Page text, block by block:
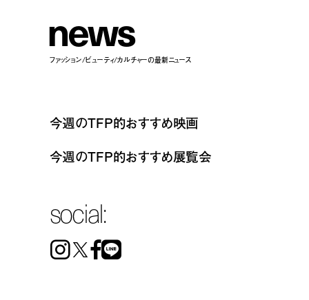
news
ファッション/ビューティ/カルチャーの最新ニュース
今週のTFP的おすすめ映画
今週のTFP的おすすめ展覧会
social:
Instagram FacebookLine